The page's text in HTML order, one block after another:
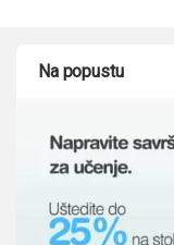
Na popustu